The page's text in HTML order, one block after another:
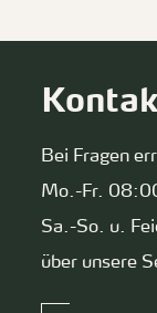
Bei Fragen
Mo.-Fr.
Sa.-So. u.
über unsere